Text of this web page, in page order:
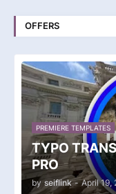
OFFERS
PREMIERE TEMPLATES
TYPO
PRO
by seiflink - April 19,